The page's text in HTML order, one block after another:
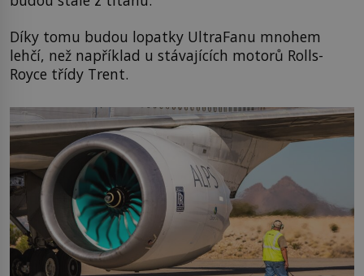
Díky tomu budou lopatky UltraFanu mnohem
lehčí, než například u stávajících motorů Rolls-
Royce třídy Trent.